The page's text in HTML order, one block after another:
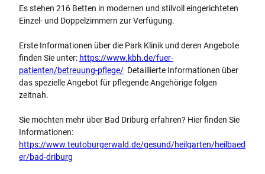
Es stehen 216 Betten in modernen und stilvoll eingerichteten
Einzel- und Doppelzimmern zur Verfügung.
Erste Informationen über die Park Klinik und deren Angebote
finden Sie unter: https://www.kbh.de/fuer-
patienten/betreuung-pflege/ Detaillierte Informationen über
das spezielle Angebot für pflegende Angehörige folgen
zeitnah.
Sie möchten mehr über Bad Driburg erfahren? Hier finden Sie
Informationen:
https://www.teutoburgerwald.de/gesund/heilgarten/heilbaed
er/bad-driburg